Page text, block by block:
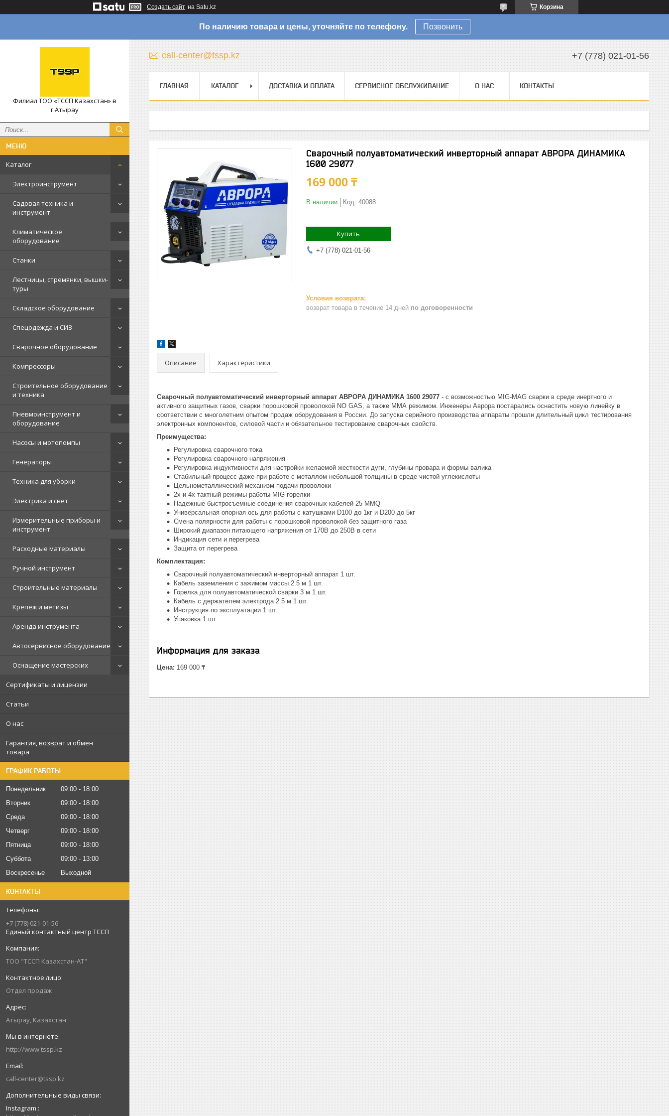
Создать сайт на Satu.kz Корзина
По наличию товара и цены, уточняйте по телефону. Позвонить
Филиал ТОО «ТССП Казахстан» в
г.Атырау
Каталог
Электроинструмент
Садовая техника и
инструмент
Климатическое
оборудование
Станки
Лестницы, стремянки, вышки-
туры
Складское оборудование
Спецодежда и СИЗ
Сварочное оборудование
Компрессоры
Строительное оборудование
и техника
Пневмоинструмент и
оборудование
Насосы и мотопомпы
Генераторы
Техника для уборки
Электрика и свет
Измерительные приборы и
инструмент
Расходные материалы
Ручной инструмент
Строительные материалы
Крепеж и метизы
Аренда инструмента
Автосервисное оборудование
Оснащение мастерских
Сертификаты и лицензии
Статьи
О нас
Гарантия, возврат и обмен
товара
ГРАФИК РАБОТЫ
Понедельник 09:00
18:00
Вторник
09:00
18:00
Среда
09:00
18:00
Четверг
09:00
18:00
Пятница
09:00
18:00
Суббота
09:00
13:00
Воскресенье
Выходной
КОНТАКТЫ
+7 (778) 021-01-56
Единый контактный центр ТССП
ТОО "ТССП Казахстан-АТ"
Отдел продаж
Атырау, Казахстан
http://www.tssp.kz
call-center@tssp.kz
Instagram
call-center@tssp.kz +7 (778) 021-01-56
ГЛАВНАЯ КАТАЛОГ ДОСТАВКА И ОПЛАТА СЕРВИСНОЕ ОБСЛУЖИВАНИЕ О НАС КОНТАКТЫ
Сварочный полуавтоматический инверторный аппарат АВРОРА ДИНАМИКА
1600 29077
169 000 ₸
В наличии Код: 40088
Купить
+7 (778) 021-01-56
возврат товара в течение 14 дней по договоренности
Описание Характеристики
Сварочный полуавтоматический инверторный аппарат АВРОРА ДИНАМИКА 1600 29077 - с возможностью MIG-MAG сварки в среде инертного и
активного защитных газов, сварки порошковой проволокой NO GAS, а также ММА режимом. Инженеры Аврора постарались оснастить новую линейку в
соответствии с многолетним опытом продаж оборудования в России. До запуска серийного производства аппараты прошли длительный цикл тестирования
электронных компонентов, силовой части и обязательное тестирование сварочных свойств.
Преимущества:
Регулировка сварочного тока
Регулировка сварочного напряжения
Регулировка индуктивности для настройки желаемой жесткости дуги, глубины провара и формы валика
Стабильный процесс даже при работе с металлом небольшой толщины в среде чистой углекислоты
Цельнометаллический механизм подачи проволоки
2х и 4х-тактный режимы работы MIG-горелки
Надежные быстросъемные соединения сварочных кабелей 25 MMQ
Универсальная опорная ось для работы с катушками D100 до 1кг и D200 до 5кг
Смена полярности для работы с порошковой проволокой без защитного газа
Широкий диапазон питающего напряжения от 170В до 250В в сети
Индикация сети и перегрева
Защита от перегрева
Комплектация:
Сварочный полуавтоматический инверторный аппарат 1 шт.
Кабель заземления с зажимом массы 2.5 м 1 шт.
Горелка для полуавтоматической сварки 3 м 1 шт.
Кабель с держателем электрода 2.5 м 1 шт.
Инструкция по эксплуатации 1 шт.
Упаковка 1 шт.
Информация для заказа
Цена: 169 000 ₸